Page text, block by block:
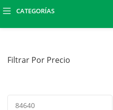
CATEGORÍAS
Mostrando los
Filtrar Por Precio